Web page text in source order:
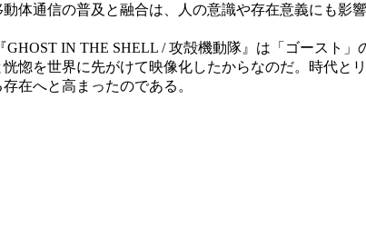
体通信の普及と融合は、人の意識や存在意義にも影
IN THE SHELL / 攻殻機動隊』は「ゴースト
惚を世界に先がけて映像化したからなのだ。時代と
在へと高まったのである。